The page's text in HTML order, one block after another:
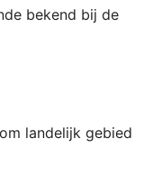
bekend bij de
landelijk gebied